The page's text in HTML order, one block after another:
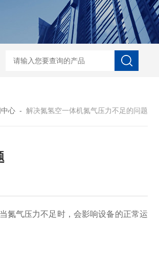
1高纯度大流量氮气发生器 KPS-H-1全自动高纯
心 - 解决氮氢空一体机氮气压力不足的问题
气压力不足时，会影响设备的正常运